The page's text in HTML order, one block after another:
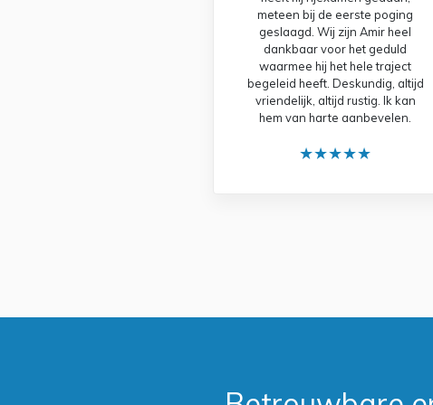
meteen bij de eerste poging
geslaagd. Wij zijn Amir heel
dankbaar voor het geduld
waarmee hij het hele traject
begeleid heeft. Deskundig, altijd
vriendelijk, altijd rustig. Ik kan
hem van harte aanbevelen.
★★★★★